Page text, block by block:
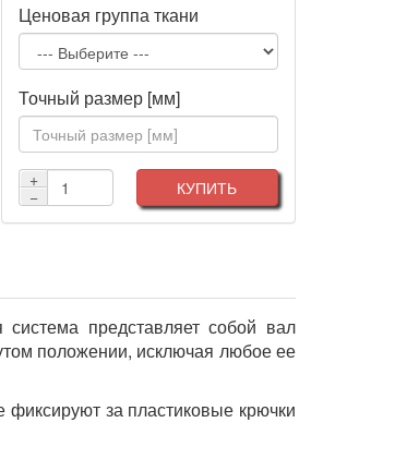
Ценовая группа ткани
Точный размер [мм]
+
−
КУПИТЬ
представляет собой вал
положении, исключая любое ее
фиксируют за пластиковые крючки